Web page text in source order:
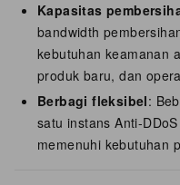
Kapasitas
bandwidth
kebutuhan keamanan
produk baru, dan
Berbagi fleksibel:
satu instans Anti-
memenuhi kebutuhan